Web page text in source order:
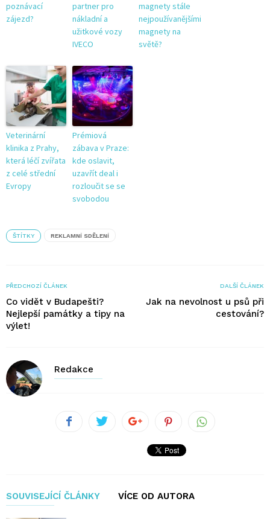
poznávací
zájezd?
partner pro
nákladní a
užitkové vozy
IVECO
magnety stále
nejpoužívanějšími
magnety na
světě?
Veterinární
klinika z Prahy,
která léčí zvířata
z celé střední
Evropy
Prémiová
zábava v Praze:
kde oslavit,
uzavřít deal i
rozloučit se se
svobodou
ŠTÍTKY REKLAMNÍ SDĚLENÍ
PŘEDCHOZÍ ČLÁNEK
Co vidět v Budapešti?
Nejlepší památky a tipy na
výlet!
DALŠÍ ČLÁNEK
Jak na nevolnost u psů při
cestování?
Redakce
SOUVISEJÍCÍ ČLÁNKY VÍCE OD AUTORA